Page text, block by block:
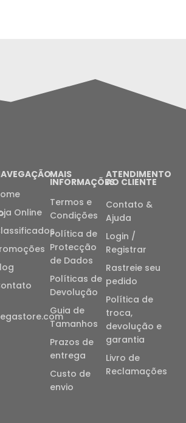
Online
MAIS
INFORMAÇÕES
Termos e
Condições
Política de
Protecção
de Dados
Políticas de
Devolução
Guia de
Tamanhos
Prazos de
entrega
Custo de
envio
ATENDIMENTO
AO CLIENTE
Contato &
Ajuda
Login /
Registrar
Rastreie seu
pedido
Política de
troca,
devolução e
garantia
Livro de
Reclamações